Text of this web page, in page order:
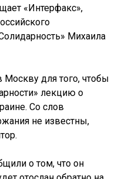
«Интерфакс»,
Михаила
Москву для того, чтобы
лекцию о
Со слов
не известны,
о том, что он